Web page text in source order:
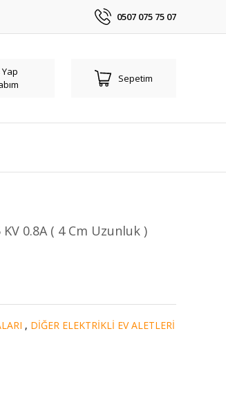
0507 075 75 07
Sepetim
0.8A ( 4 Cm Uzunluk )
, DİĞER ELEKTRİKLİ EV ALETLERİ